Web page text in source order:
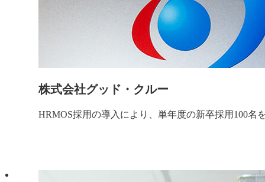
株式会社グッド・クルー
HRMOS採用の導入により、単年度の新卒採用100